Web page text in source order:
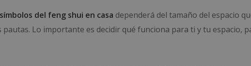
símbolos del feng shui en casa dependerá del tamaño del espacio
Lo importante es decidir qué funciona para ti y tu espacio,